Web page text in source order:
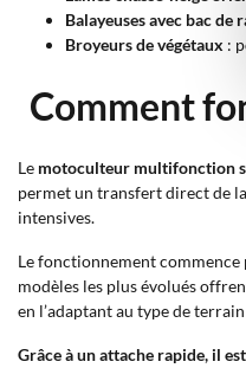
Balayeuses avec bac de
Broyeurs de végétaux :
Comment
Le motoculteur multifonction
permet un transfert direct de
intensives.
Le fonctionnement commence
modèles les plus évolués
en l’adaptant au type de
Grâce à un attache rapide, il